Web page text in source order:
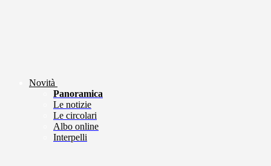
Novità
Panoramica
Le notizie
Le circolari
Albo online
Interpelli